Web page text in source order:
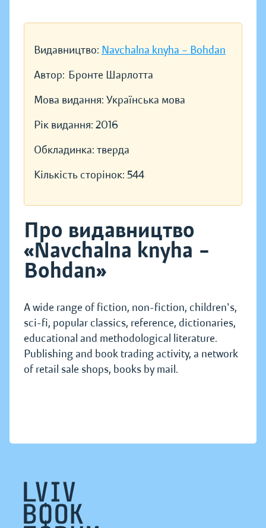
Видавництво: Navchalna knyha – Bohdan
Автор: Бронте Шарлотта
Мова видання: Українська мова
Рік видання: 2016
Обкладинка: тверда
Кількість сторінок: 544
Про видавництво
«Navchalna knyha –
Bohdan»
A wide range of fiction, non-fiction, children's,
sci-fi, popular classics, reference, dictionaries,
educational and methodological literature.
Publishing and book trading activity, a network
of retail sale shops, books by mail.